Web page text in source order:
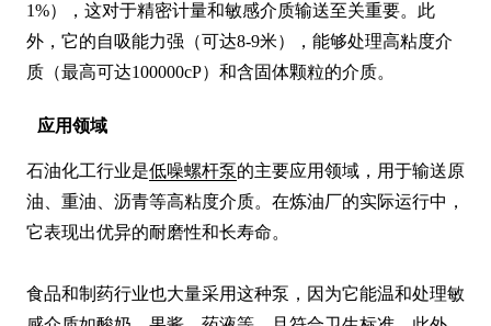
1%），这对于精密计量和敏感介质输送至关重要。此
外，它的自吸能力强（可达8-9米），能够处理高粘度介
质（最高可达100000cP）和含固体颗粒的介质。
应用领域
石油化工行业是低噪螺杆泵的主要应用领域，用于输送原
油、重油、沥青等高粘度介质。在炼油厂的实际运行中，
它表现出优异的耐磨性和长寿命。
食品和制药行业也大量采用这种泵，因为它能温和处理敏